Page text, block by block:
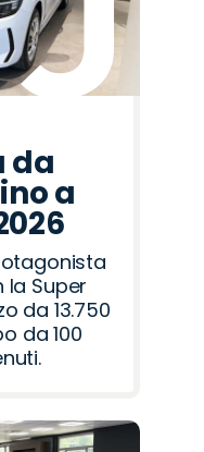
da
a
Super
da 13.750
da 100